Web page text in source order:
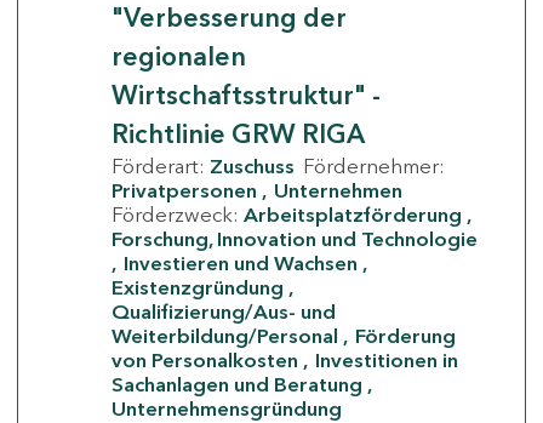
"Verbesserung der
regionalen
Wirtschaftsstruktur" -
Richtlinie GRW RIGA
Förderart: Zuschuss Fördernehmer:
Privatpersonen
Unternehmen
Förderzweck: Arbeitsplatzförderung
Forschung, Innovation und Technologie
Investieren und Wachsen
Existenzgründung
Qualifizierung/Aus- und
Weiterbildung/Personal
Förderung
von Personalkosten
Investitionen in
Sachanlagen und Beratung
Unternehmensgründung